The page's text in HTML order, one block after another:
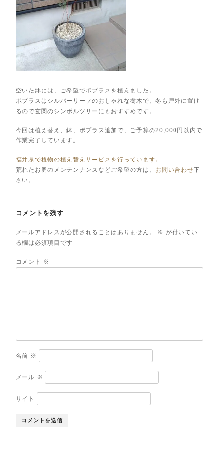
空いた鉢には、ご希望でポプラスを植えました。
ポプラスはシルバーリーフのおしゃれな樹木で、冬も戸外に置け
るので玄関のシンボルツリーにもおすすめです。
今回は植え替え、鉢、ポプラス追加で、ご予算の20,000円以内で
作業完了しています。
福井県で植物の植え替えサービスを行っています。
荒れたお庭のメンテンナンスなどご希望の方は、 お問い合わせ下
さい。
コメントを残す
メールアドレスが公開されることはありません。 ※ が付いてい
る欄は必須項目です
コメント ※
名前 ※
メール ※
サイト